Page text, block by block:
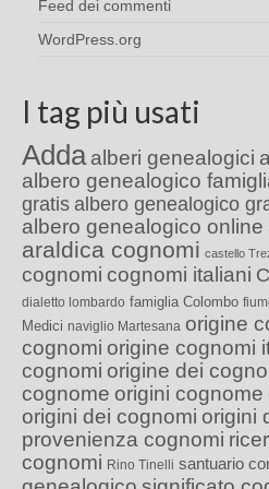
Feed dei commenti
WordPress.org
I tag più usati
Adda alberi genealogici
albero genealogico
gratis albero genealogico
albero genealogico online
araldica cognomi castello
cognomi cognomi italiani
dialetto lombardo famiglia Colombo
Medici naviglio Martesana origine
cognomi origine cognomi
cognomi origine dei
cognome origini cognome
origini dei cognomi origini
provenienza cognomi
cognomi Rino Tinelli santuario